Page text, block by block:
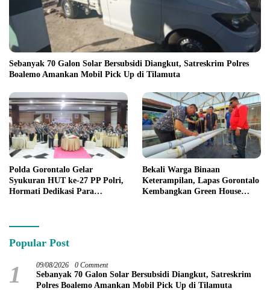
Sebanyak 70 Galon Solar Bersubsidi Diangkut, Satreskrim Polres
Boalemo Amankan Mobil Pick Up di Tilamuta
Polda Gorontalo Gelar
Syukuran HUT ke-27 PP Polri,
Hormati Dedikasi Para
Bekali Warga Binaan
Keterampilan, Lapas Gorontalo
Kembangkan Green House
Popular Post
1 09/08/2026 0 Comment
Sebanyak 70 Galon Solar Bersubsidi Diangkut, Satreskrim
Polres Boalemo Amankan Mobil Pick Up di Tilamuta